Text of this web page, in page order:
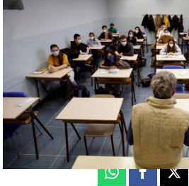
La ministra de Educación,
presencialidad
Antena 3 Noticias
Actualizado:09 de agosto de 2021,
Publicado:09 de agosto de 2021,
Whatsapp X